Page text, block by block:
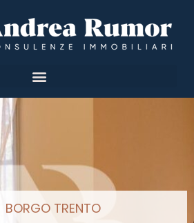
BORGO TRENTO